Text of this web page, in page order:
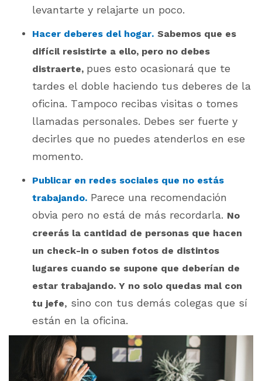
levantarte y relajarte un poco.
Hacer deberes del hogar. Sabemos que es
difícil resistirte a ello, pero no debes
distraerte, pues esto ocasionará que te
tardes el doble haciendo tus deberes de la
oficina. Tampoco recibas visitas o tomes
llamadas personales. Debes ser fuerte y
decirles que no puedes atenderlos en ese
momento.
Publicar en redes sociales que no estás
trabajando. Parece una recomendación
obvia pero no está de más recordarla. No
creerás la cantidad de personas que hacen
un check-in o suben fotos de distintos
lugares cuando se supone que deberían de
estar trabajando. Y no solo quedas mal con
tu jefe, sino con tus demás colegas que sí
están en la oficina.